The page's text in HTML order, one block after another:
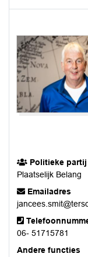
Politieke partij
Plaatselijk Belang
Emailadres
06- 51715781
Andere functies